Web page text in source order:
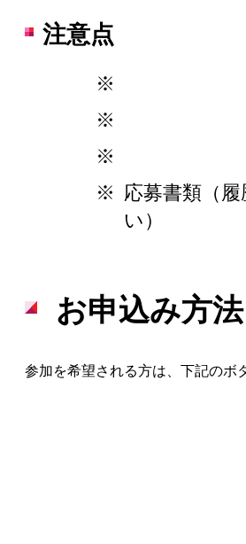
注意点
※
※
※
※ 応募書類（
い）
お申込み方法
参加を希望される方は、下記のボ